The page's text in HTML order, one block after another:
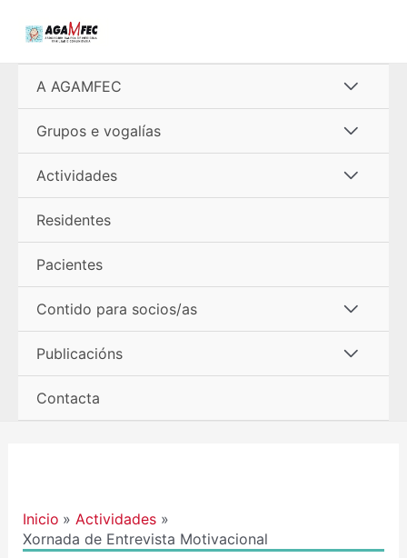
A AGAMFEC
menú
Grupos e vogalías
menú
Actividades
Residentes
Pacientes
Contido para socios/as
menú
Publicacións
Contacta
Inicio
Actividades
Xornada de Entrevista Motivacional